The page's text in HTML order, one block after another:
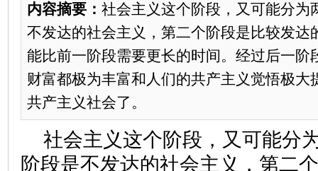
内容摘要： 社会主义这个阶段，又可能分为
不发达的社会主义，第二个阶段是比较发达
能比前一阶段需要更长的时间。经过后一阶
财富都极为丰富和人们的共产主义觉悟极大
共产主义社会了。
社会主义这个阶段，又可能分
阶段是不发达的社会主义，第二